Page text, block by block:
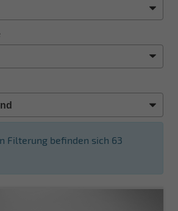
Filterung befinden sich 63